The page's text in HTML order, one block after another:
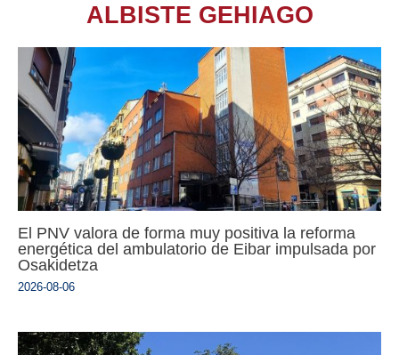
ALBISTE GEHIAGO
El PNV valora de forma muy positiva la reforma
energética del ambulatorio de Eibar impulsada por
Osakidetza
2026-08-06